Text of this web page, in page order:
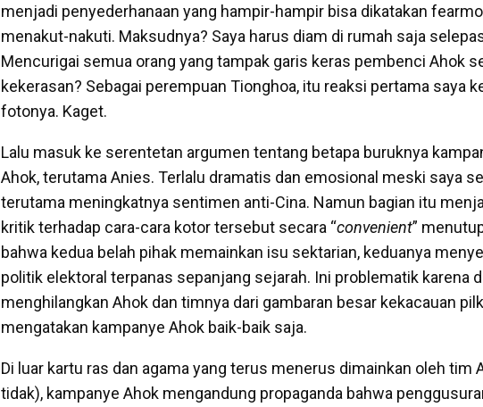
menjadi penyederhanaan yang hampir-hampir bisa dikatakan
menakut-nakuti. Maksudnya? Saya harus diam di rumah saja
Mencurigai semua orang yang tampak garis keras pembenci Ahok
kekerasan? Sebagai perempuan Tionghoa, itu reaksi pertama saya
fotonya. Kaget.
Lalu masuk ke serentetan argumen tentang betapa buruknya
Ahok, terutama Anies. Terlalu dramatis dan emosional meski saya
terutama meningkatnya sentimen anti-Cina. Namun bagian itu
kritik terhadap cara-cara kotor tersebut secara “convenient”
bahwa kedua belah pihak memainkan isu sektarian, keduanya
politik elektoral terpanas sepanjang sejarah. Ini problematik karena
menghilangkan Ahok dan timnya dari gambaran besar kekacauan
mengatakan kampanye Ahok baik-baik saja.
Di luar kartu ras dan agama yang terus menerus dimainkan oleh tim
tidak), kampanye Ahok mengandung propaganda bahwa